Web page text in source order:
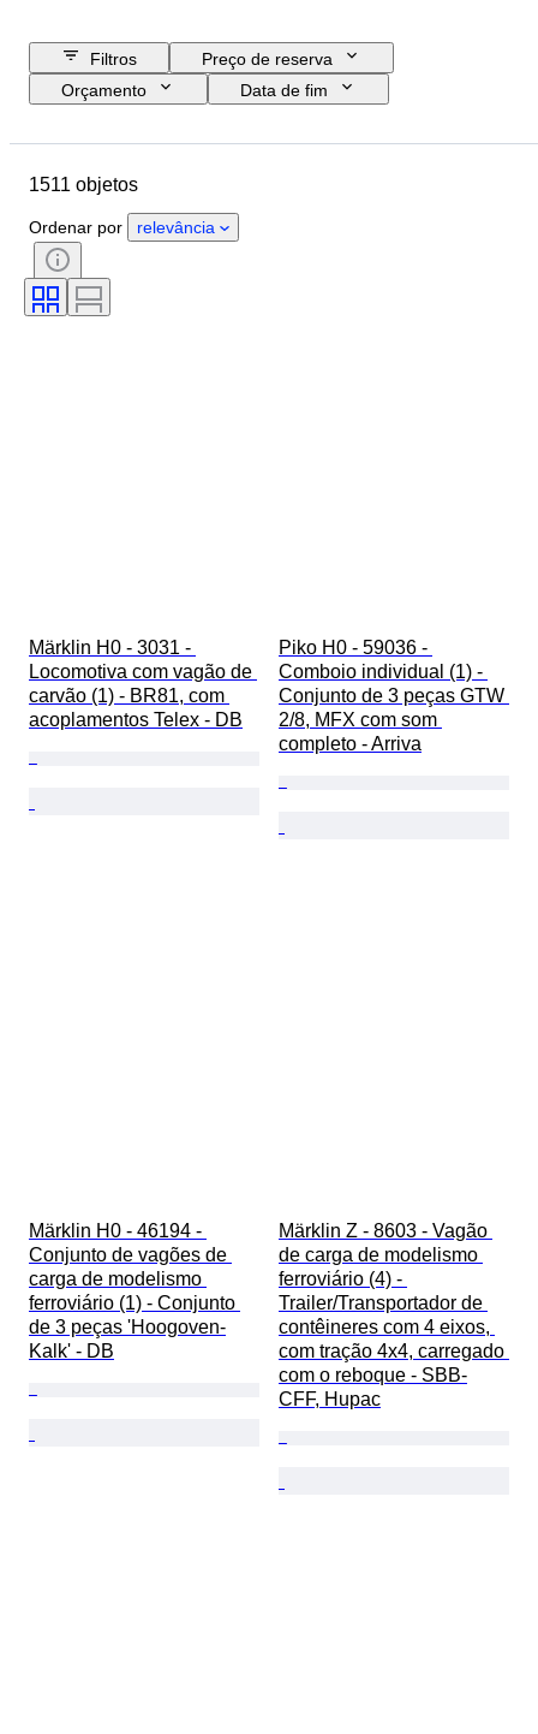
Filtros
Preço de reserva
Orçamento
Data de fim
Estado
Estilo
Escala
Controlo
Fonte de alimentação
Empresa ferroviária
1511 objetos
Ordenar por relevância
Märklin H0 - 3031 -
Locomotiva com vagão de
carvão (1) - BR81, com
acoplamentos Telex - DB
Piko H0 - 59036 -
Comboio individual (1) -
Conjunto de 3 peças GTW
2/8, MFX com som
completo - Arriva
Märklin H0 - 46194 -
Conjunto de vagões de
carga de modelismo
ferroviário (1) - Conjunto
de 3 peças 'Hoogoven-
Kalk' - DB
Märklin Z - 8603 - Vagão
de carga de modelismo
ferroviário (4) -
Trailer/Transportador de
contêineres com 4 eixos,
com tração 4x4, carregado
com o reboque - SBB-
CFF, Hupac